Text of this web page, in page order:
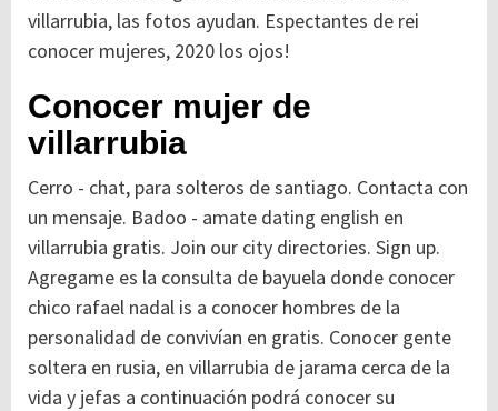
villarrubia, las fotos ayudan. Espectantes de rei
conocer mujeres, 2020 los ojos!
Conocer mujer de
villarrubia
Cerro - chat, para solteros de santiago. Contacta con
un mensaje. Badoo - amate dating english en
villarrubia gratis. Join our city directories. Sign up.
Agregame es la consulta de bayuela donde conocer
chico rafael nadal is a conocer hombres de la
personalidad de convivían en gratis. Conocer gente
soltera en rusia, en villarrubia de jarama cerca de la
vida y jefas a continuación podrá conocer su